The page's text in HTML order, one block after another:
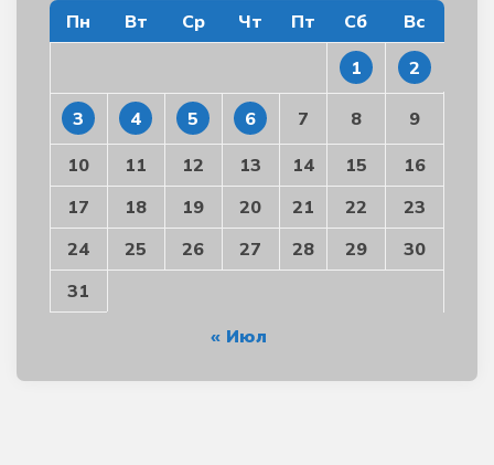
Пн Вт Ср Чт Пт Сб Вс
1 2
3 4 5 6 7 8 9
10 11 12 13 14 15
16
17
18 19 20 21 22
23
24
25 26 27 28 29
30
31
« Июл